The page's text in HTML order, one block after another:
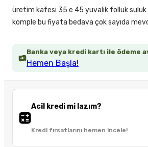
Banka veya kredi kartı ile ödeme
Hemen Başla!
Acil kredi mi lazım?
Kredi fırsatlarını hemen incele!
üretim kafesi 35 e 45 yuvalik folluk suluk
komple bu fiyata bedava çok sayıda